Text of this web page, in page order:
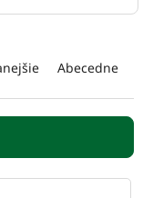
Abecedne